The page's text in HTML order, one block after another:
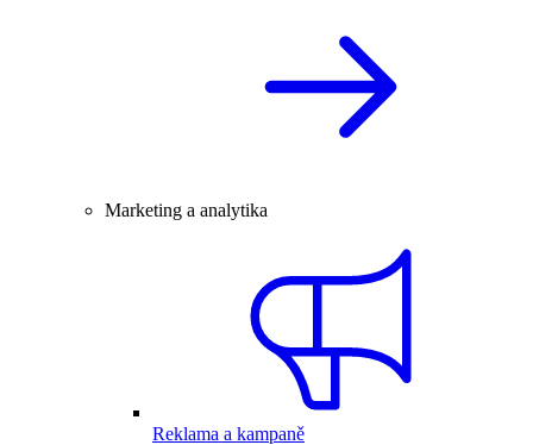
Marketing a analytika
Reklama a kampaně